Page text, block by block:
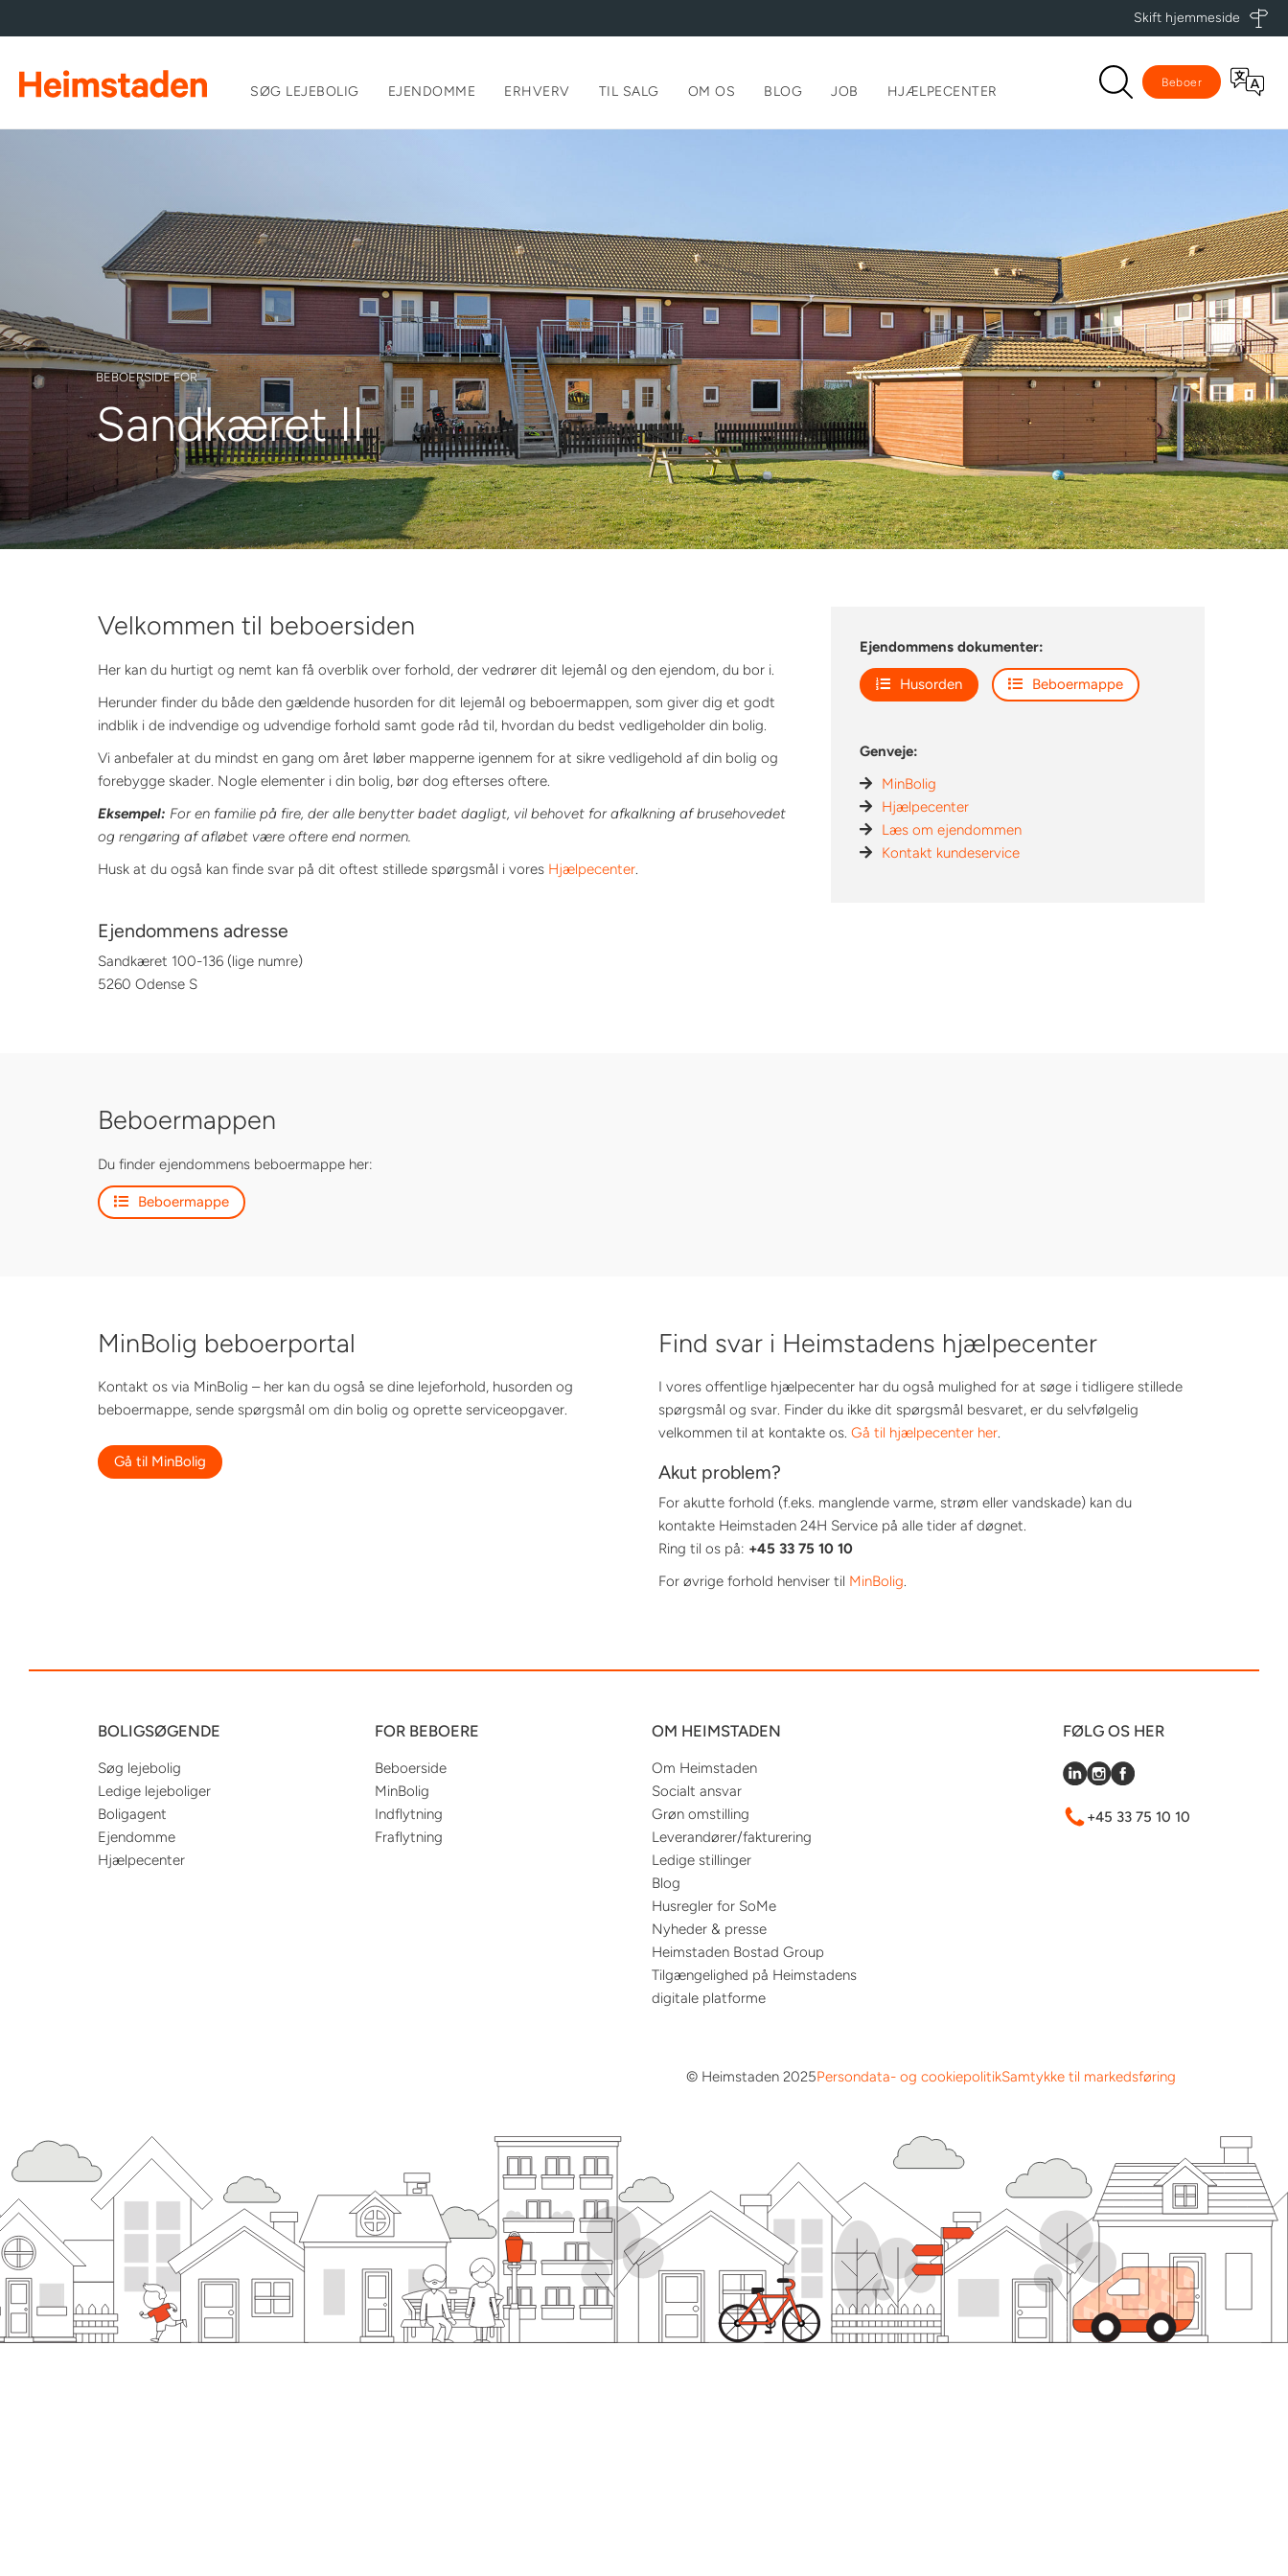
Skift hjemmeside
SØG LEJEBOLIG EJENDOMME ERHVERV TIL SALG OM OS BLOG JOB HJÆLPECENTER
Beboer
BEBOERSIDE FOR
Sandkæret II
Velkommen til beboersiden
Her kan du hurtigt og nemt kan få overblik over forhold, der vedrører dit lejemål og den ejendom, du bor i.
Herunder finder du både den gældende husorden for dit lejemål og beboermappen, som giver dig et godt
indblik i de indvendige og udvendige forhold samt gode råd til, hvordan du bedst vedligeholder din bolig.
Vi anbefaler at du mindst en gang om året løber mapperne igennem for at sikre vedligehold af din bolig og
forebygge skader. Nogle elementer i din bolig, bør dog efterses oftere.
Eksempel: For en familie på fire, der alle benytter badet dagligt, vil behovet for afkalkning af brusehovedet
og rengøring af afløbet være oftere end normen.
Husk at du også kan finde svar på dit oftest stillede spørgsmål i vores Hjælpecenter
Ejendommens dokumenter:
Husorden Beboermappe
Genveje:
MinBolig
Hjælpecenter
Læs om ejendommen
Kontakt kundeservice
Ejendommens adresse
Sandkæret 100-136 (lige numre)
5260 Odense S
Beboermappen
Du finder ejendommens beboermappe her:
Beboermappe
MinBolig beboerportal
Kontakt os via MinBolig – her kan du også se dine lejeforhold, husorden og
beboermappe, sende spørgsmål om din bolig og oprette serviceopgaver.
Gå til MinBolig
Find svar i Heimstadens hjælpecenter
I vores offentlige hjælpecenter har du også mulighed for at søge i tidligere stillede
spørgsmål og svar. Finder du ikke dit spørgsmål besvaret, er du selvfølgelig
velkommen til at kontakte os. Gå til hjælpecenter her.
Akut problem?
For akutte forhold (f.eks. manglende varme, strøm eller vandskade) kan du
kontakte Heimstaden 24H Service på alle tider af døgnet.
Ring til os på: +45 33 75 10 10
For øvrige forhold henviser til MinBolig.
BOLIGSØGENDE
Søg lejebolig
Ledige lejeboliger
Boligagent
Ejendomme
Hjælpecenter
FOR BEBOERE
Beboerside
MinBolig
Indflytning
Fraflytning
OM HEIMSTADEN
Om Heimstaden
Socialt ansvar
Grøn omstilling
Leverandører/fakturering
Ledige stillinger
Blog
Husregler for SoMe
Nyheder & presse
Heimstaden Bostad Group
Tilgængelighed på Heimstadens
digitale platforme
FØLG OS HER
+45 33 75 10 10
© Heimstaden 2025Persondata- og cookiepolitikSamtykke til markedsføring